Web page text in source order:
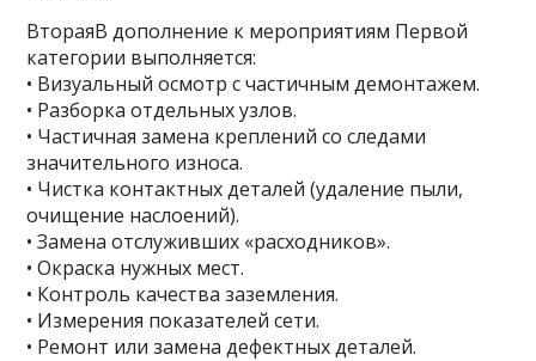
ВтораяВ дополнение к мероприятиям Первой
категории выполняется:
• Визуальный осмотр с частичным демонтажем.
• Разборка отдельных узлов.
• Частичная замена креплений со следами
значительного износа.
• Чистка контактных деталей (удаление пыли,
очищение наслоений).
• Замена отслуживших «расходников».
• Окраска нужных мест.
• Контроль качества заземления.
• Измерения показателей сети.
• Ремонт или замена дефектных деталей.